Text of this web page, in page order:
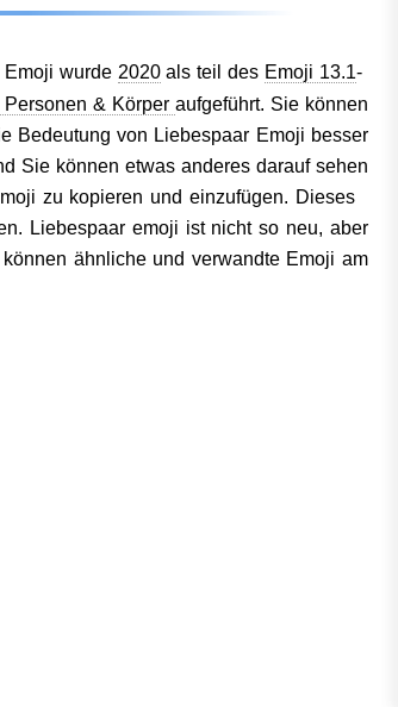
Emoji wurde 2020als teil des Emoji 13.1-
Personen & Körper aufgeführt. Sie können
Bedeutung von Liebespaar Emoji besser
Sie können etwas anderes darauf sehen
zu kopieren und einzufügen. Dieses
Liebespaar emoji ist nicht so neu, aber
ähnliche und verwandte Emoji am